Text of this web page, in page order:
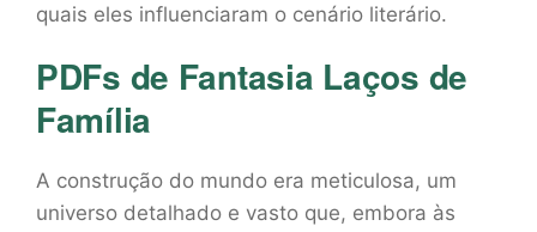
quais eles influenciaram o cenário literário.
PDFs de Fantasia Laços de
Família
A construção do mundo era meticulosa, um
universo detalhado e vasto que, embora às